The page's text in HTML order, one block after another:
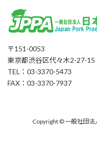
〒151-0053
東京都渋谷区代々木2-27-
TEL：03-3370-5473
FAX：03-3370-7937
Copyright © 一般社団法